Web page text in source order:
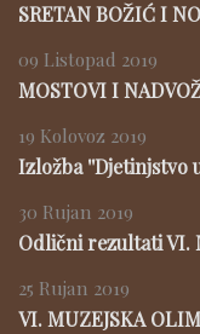
SRETAN BOŽIĆ I
09 Listopad 2019
MOSTOVI I
19 Kolovoz 2019
Izložba ''Djetinjstvo
30 Rujan 2019
Odlični rezultati VI.
25 Rujan 2019
VI. MUZEJSKA